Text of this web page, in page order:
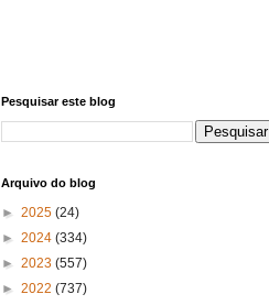
Pesquisar este blog
Arquivo do blog
► 2025 (24)
► 2024 (334)
► 2023 (557)
► 2022 (737)